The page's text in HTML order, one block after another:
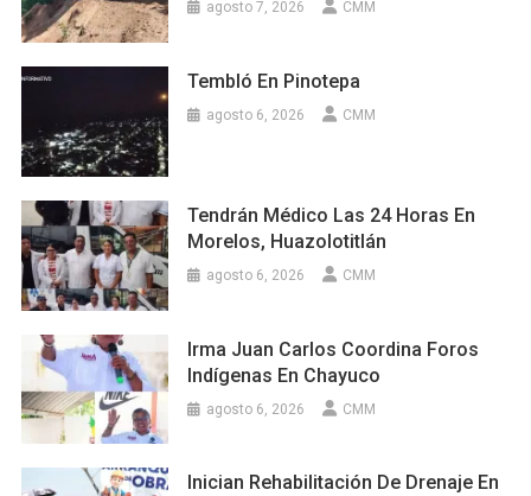
agosto 7, 2026 CMM
Tembló En Pinotepa
agosto 6, 2026 CMM
Tendrán Médico Las 24 Horas En
Morelos, Huazolotitlán
agosto 6, 2026 CMM
Irma Juan Carlos Coordina Foros
Indígenas En Chayuco
agosto 6, 2026 CMM
Inician Rehabilitación De Drenaje En